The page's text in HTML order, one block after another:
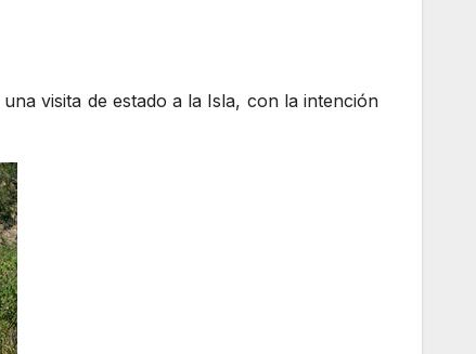
visita de estado a la Isla, con la intención